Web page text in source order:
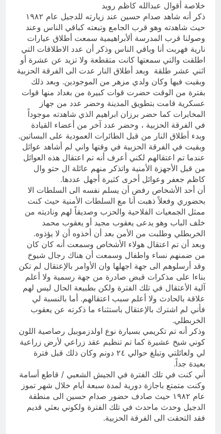
خلاصة أقوال عبدالله كاظم رويد
ذكر أنه شاهد صدام حسين عند زيارته للدجيل عام ١٩٨٢
حيث شاهدته وهو قرب الجامع وتبعته كباقي الناس وعند
وصولنا قرب المدرسة ألأبراهيمية سمعت أطلاق عيارات
نارية فهربت أنا وباقي الناس وذكر أن عدد الاطلاقات التي
اطلقت والتي سمعتها كانت متقطعة ولا تزيد عن عشرة أو
اثني عشر طلقة وبعد أطلاق النار عدت الى الفرقة الحزبية
وبقيت فيها وكان ولدي مزهر من الموجودين. وبعد ذلك
بفترة من الوقت حضرت قوات كبيرة من بغداد منها قوات
عسكرية قامت بتطويق المدينة وحضر عدد من جهاز
المخابرات كما حضر برزان ابراهيم الذي شاهدته موجوداً
في الفرقة الحزبية ، وحضر عدد آخر من أعضاء القيادة
وبدء أطلاق النار من قبل الطائرات العمودية على البساتين.
وبقيت في الفرقة الحزبية في وقتها واني لم أشاهد عوائل
عندما تم اعتقالهم لكني أعرف أنه تم اعتقال هذه العوائل
من قبل الأجهزة الأمنية واتذكر منهم عائلة ال حتو وال
كاظم جعفر وعوائل أخرى كثيرة أجهل عددها.
أن أحد الأشخاص رفض أن يسلم نفسه الى السلطات الا
بحضوري وفعلاً ذهبت أنا مع السلطات الأمنية حيث كنت
ممثل الجمعيات الفلاحية والحزب وصديقاً لهم وناديته من
خلف الباب وهو يدعى يعقوب مجيد أو يعقوب محمد
الخربطلي وطلبت من الأمن بعد أن أخذوه أن لا يؤذوه.
وبعد أن تم اعتقال هولاء الأشخاص وسمعت أنه كان كان
من ضمنهم نساء واطفال وسمعت أن هناك رجال شيوخ
وقد أرسلوهم الى جهة اجهلها وان الأوامر بالإعتقال لم تكن
بناءا على مذكرات قبض صادرة من جهة رسمية ولا أعلم
آلية الأعتقال في تلك الفترة ولكن بطبيعة الحال ليس لهم
علاقة بالحادث ولا أعلم سبب اعتقالهم. أما بالنسبة لي
فأني لم اشترك بالإعتقال باستثناء ما ذكرته عن يعقوب
الخربطلي.
وذكر أنه تم تكريمي بسيارة نوع اولدزموبيل رصاصية اللون
كوني شيخ عشيرة كما تم تنظيم عقد زراعي لأرض زراعية
لي ولعائلتي وتبلغ حوالي ٢٤ دونم وكان ذلك قبل فترة
بعيدة جداً.
أني كنت في تلك الفترة في الجيش الشعبي / قاطع أسامة
وكنت متمتع باجازة دورية لمدة سبعة أيام خلال شهر تموز
عام ١٩٨٢ حيث صادف حضور صدام حسين الى منطقة
الدجيل وحدث ماحدث في تلك الفترة ولكوني بعثي قديم
فقد التحقت الى الفرقة الحزبية.